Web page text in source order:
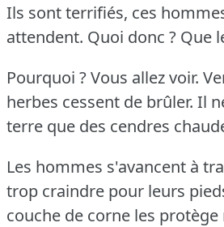
Ils sont terrifiés, ces
attendent. Quoi donc ? Que
Pourquoi ?Vous allez voir.
herbes cessent de brûler. Il
terre que des cendres
Les hommes s'avancent à
trop craindre pour leurs
couche de corne les